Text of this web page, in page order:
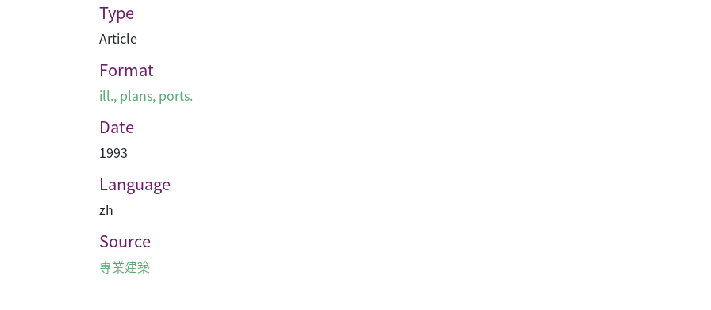
Type
Article
Format
ill., plans, ports.
Date
1993
Language
zh
Source
專業建築